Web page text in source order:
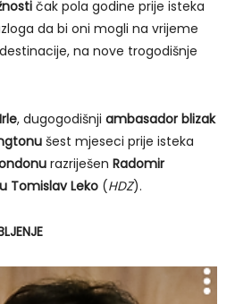
čak pola godine prije isteka
da bi oni mogli na vrijeme
na nove trogodišnje
, dugogodišnji ambasador blizak
šest mjeseci prije isteka
razriješen Radomir
Tomislav Leko (HDZ).